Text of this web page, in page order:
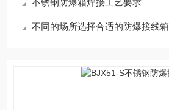
不锈钢防爆箱焊接工艺要求
不同的场所选择合适的防爆接线箱